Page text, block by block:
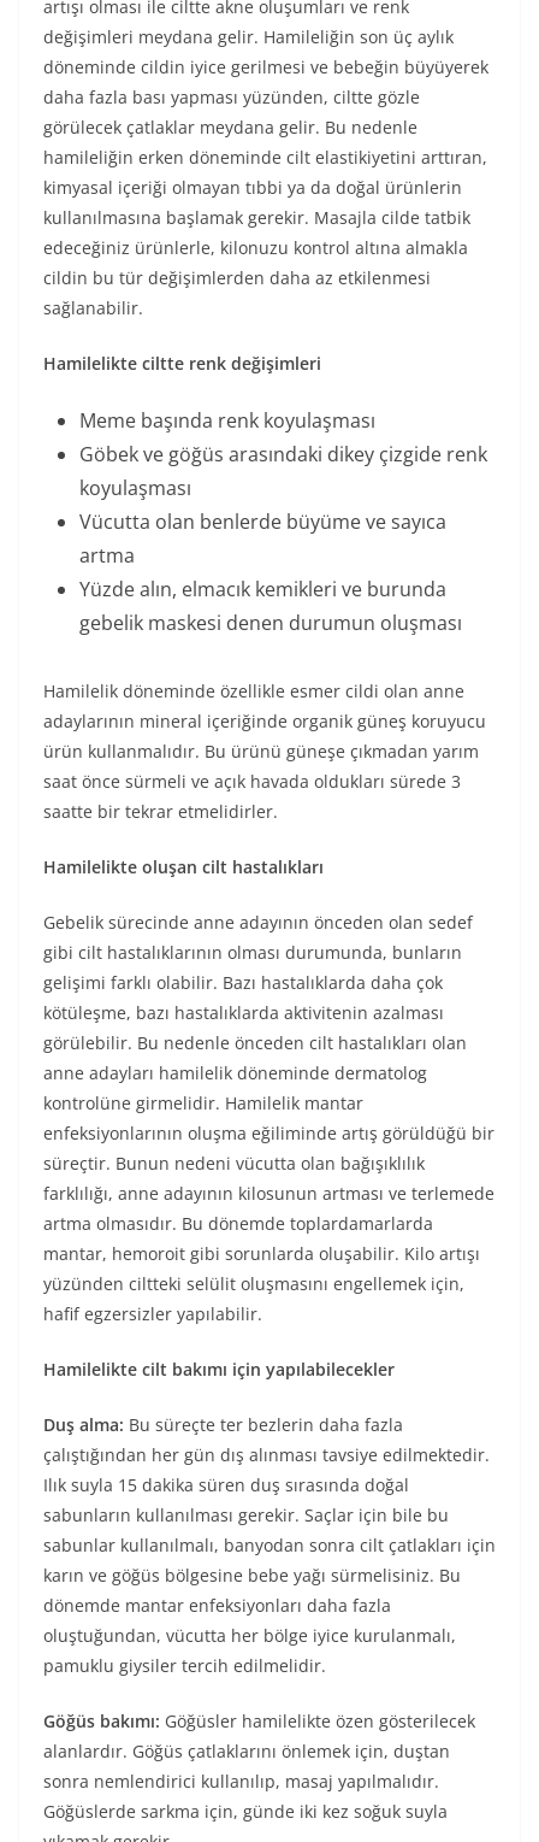
artışı olması ile ciltte akne oluşumları ve renk
değişimleri meydana gelir. Hamileliğin son üç aylık
döneminde cildin iyice gerilmesi ve bebeğin büyüyerek
daha fazla bası yapması yüzünden, ciltte gözle
görülecek çatlaklar meydana gelir. Bu nedenle
hamileliğin erken döneminde cilt elastikiyetini arttıran,
kimyasal içeriği olmayan tıbbi ya da doğal ürünlerin
kullanılmasına başlamak gerekir. Masajla cilde tatbik
edeceğiniz ürünlerle, kilonuzu kontrol altına almakla
cildin bu tür değişimlerden daha az etkilenmesi
sağlanabilir.
Hamilelikte ciltte renk değişimleri
Meme başında renk koyulaşması
Göbek ve göğüs arasındaki dikey çizgide renk
koyulaşması
Vücutta olan benlerde büyüme ve sayıca
artma
Yüzde alın, elmacık kemikleri ve burunda
gebelik maskesi denen durumun oluşması
Hamilelik döneminde özellikle esmer cildi olan anne
adaylarının mineral içeriğinde organik güneş koruyucu
ürün kullanmalıdır. Bu ürünü güneşe çıkmadan yarım
saat önce sürmeli ve açık havada oldukları sürede 3
saatte bir tekrar etmelidirler.
Hamilelikte oluşan cilt hastalıkları
Gebelik sürecinde anne adayının önceden olan sedef
gibi cilt hastalıklarının olması durumunda, bunların
gelişimi farklı olabilir. Bazı hastalıklarda daha çok
kötüleşme, bazı hastalıklarda aktivitenin azalması
görülebilir. Bu nedenle önceden cilt hastalıkları olan
anne adayları hamilelik döneminde dermatolog
kontrolüne girmelidir. Hamilelik mantar
enfeksiyonlarının oluşma eğiliminde artış görüldüğü bir
süreçtir. Bunun nedeni vücutta olan bağışıklılık
farklılığı, anne adayının kilosunun artması ve terlemede
artma olmasıdır. Bu dönemde toplardamarlarda
mantar, hemoroit gibi sorunlarda oluşabilir. Kilo artışı
yüzünden ciltteki selülit oluşmasını engellemek için,
hafif egzersizler yapılabilir.
Hamilelikte cilt bakımı için yapılabilecekler
Duş alma: Bu süreçte ter bezlerin daha fazla
çalıştığından her gün dış alınması tavsiye edilmektedir.
Ilık suyla 15 dakika süren duş sırasında doğal
sabunların kullanılması gerekir. Saçlar için bile bu
sabunlar kullanılmalı, banyodan sonra cilt çatlakları için
karın ve göğüs bölgesine bebe yağı sürmelisiniz. Bu
dönemde mantar enfeksiyonları daha fazla
oluştuğundan, vücutta her bölge iyice kurulanmalı,
pamuklu giysiler tercih edilmelidir.
Göğüs bakımı: Göğüsler hamilelikte özen gösterilecek
alanlardır. Göğüs çatlaklarını önlemek için, duştan
sonra nemlendirici kullanılıp, masaj yapılmalıdır.
Göğüslerde sarkma için, günde iki kez soğuk suyla